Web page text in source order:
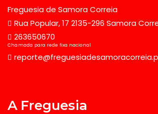
Freguesia de Samora Correia
Rua Popular, 17 2135-296 Samora
263650670
Chamada para rede fixa nacional
A Freguesia